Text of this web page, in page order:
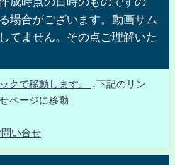
場合がございます。動画サム
てません。その点ご理解いた
クで移動します。
↓下記のリン
ページに移動
問い合せ